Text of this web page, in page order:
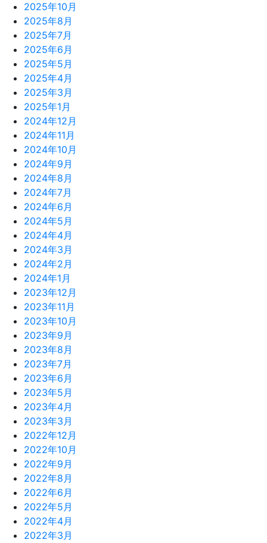
2025年10月
2025年8月
2025年7月
2025年6月
2025年5月
2025年4月
2025年3月
2025年1月
2024年12月
2024年11月
2024年10月
2024年9月
2024年8月
2024年7月
2024年6月
2024年5月
2024年4月
2024年3月
2024年2月
2024年1月
2023年12月
2023年11月
2023年10月
2023年9月
2023年8月
2023年7月
2023年6月
2023年5月
2023年4月
2023年3月
2022年12月
2022年10月
2022年9月
2022年8月
2022年6月
2022年5月
2022年4月
2022年3月